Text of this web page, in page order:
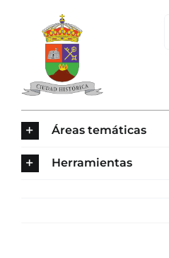
contenido
Áreas temáticas
Herramientas